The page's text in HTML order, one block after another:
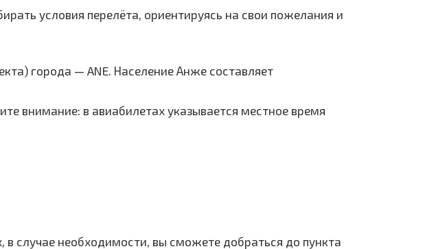
условия перелёта, ориентируясь на свои пожелания и
города — ANE. Население Анже составляет
внимание: в авиабилетах указывается местное время
случае необходимости, вы сможете добраться до пункта